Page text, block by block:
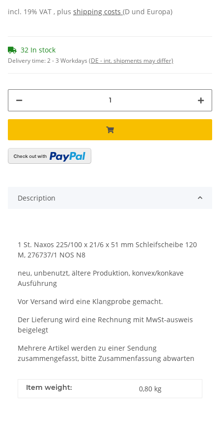
incl. 19% VAT , plus shipping costs (D und Europa)
32 In stock
Delivery time:2 - 3 Workdays (DE - int. shipments may differ)
Description
1 St. Naxos 225/100 x 21/6 x 51 mm Schleifscheibe 120
M, 276737/1 NOS N8
neu, unbenutzt, ältere Produktion, konvex/konkave
Ausführung
Vor Versand wird eine Klangprobe gemacht.
Der Lieferung wird eine Rechnung mit MwSt-ausweis
beigelegt
Mehrere Artikel werden zu einer Sendung
zusammengefasst, bitte Zusammenfassung abwarten
Item weight: 0,80 kg